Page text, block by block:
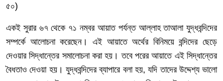
৫০)
একই সুরার ৬৭ থেকে ৭১ নম্বর আয়াত পর্যন্ত আল্লাহ তাআলা যুদ্ধবন্দিদের
সম্পর্কে আলোচনা করেছেন। এই আয়াতে অর্থের বিনিময়ে বন্দিদের ছেড়ে
দেওয়ার সিদ্ধান্তের সমালোচনা করা হয়। তবে পরের আয়াতে এই সিদ্ধান্তের
বৈধতাও দেওয়া হয়। যুদ্ধবন্দিদের ব্যাপারে বলা হয়,যদি তাদের উদ্দেশ্য ভালো